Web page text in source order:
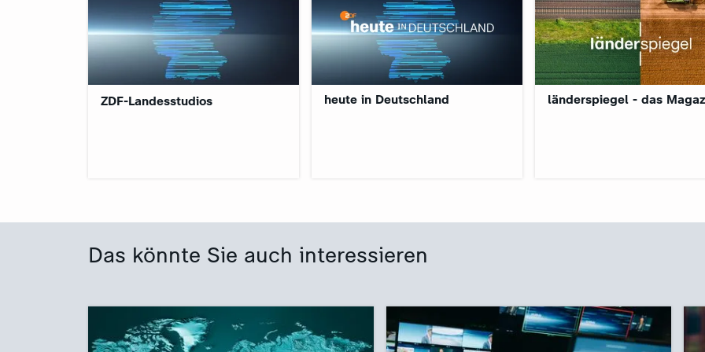
:
ZDF-Landesstudios heute in Deutschland länderspiegel - das
Das könnte Sie auch interessieren